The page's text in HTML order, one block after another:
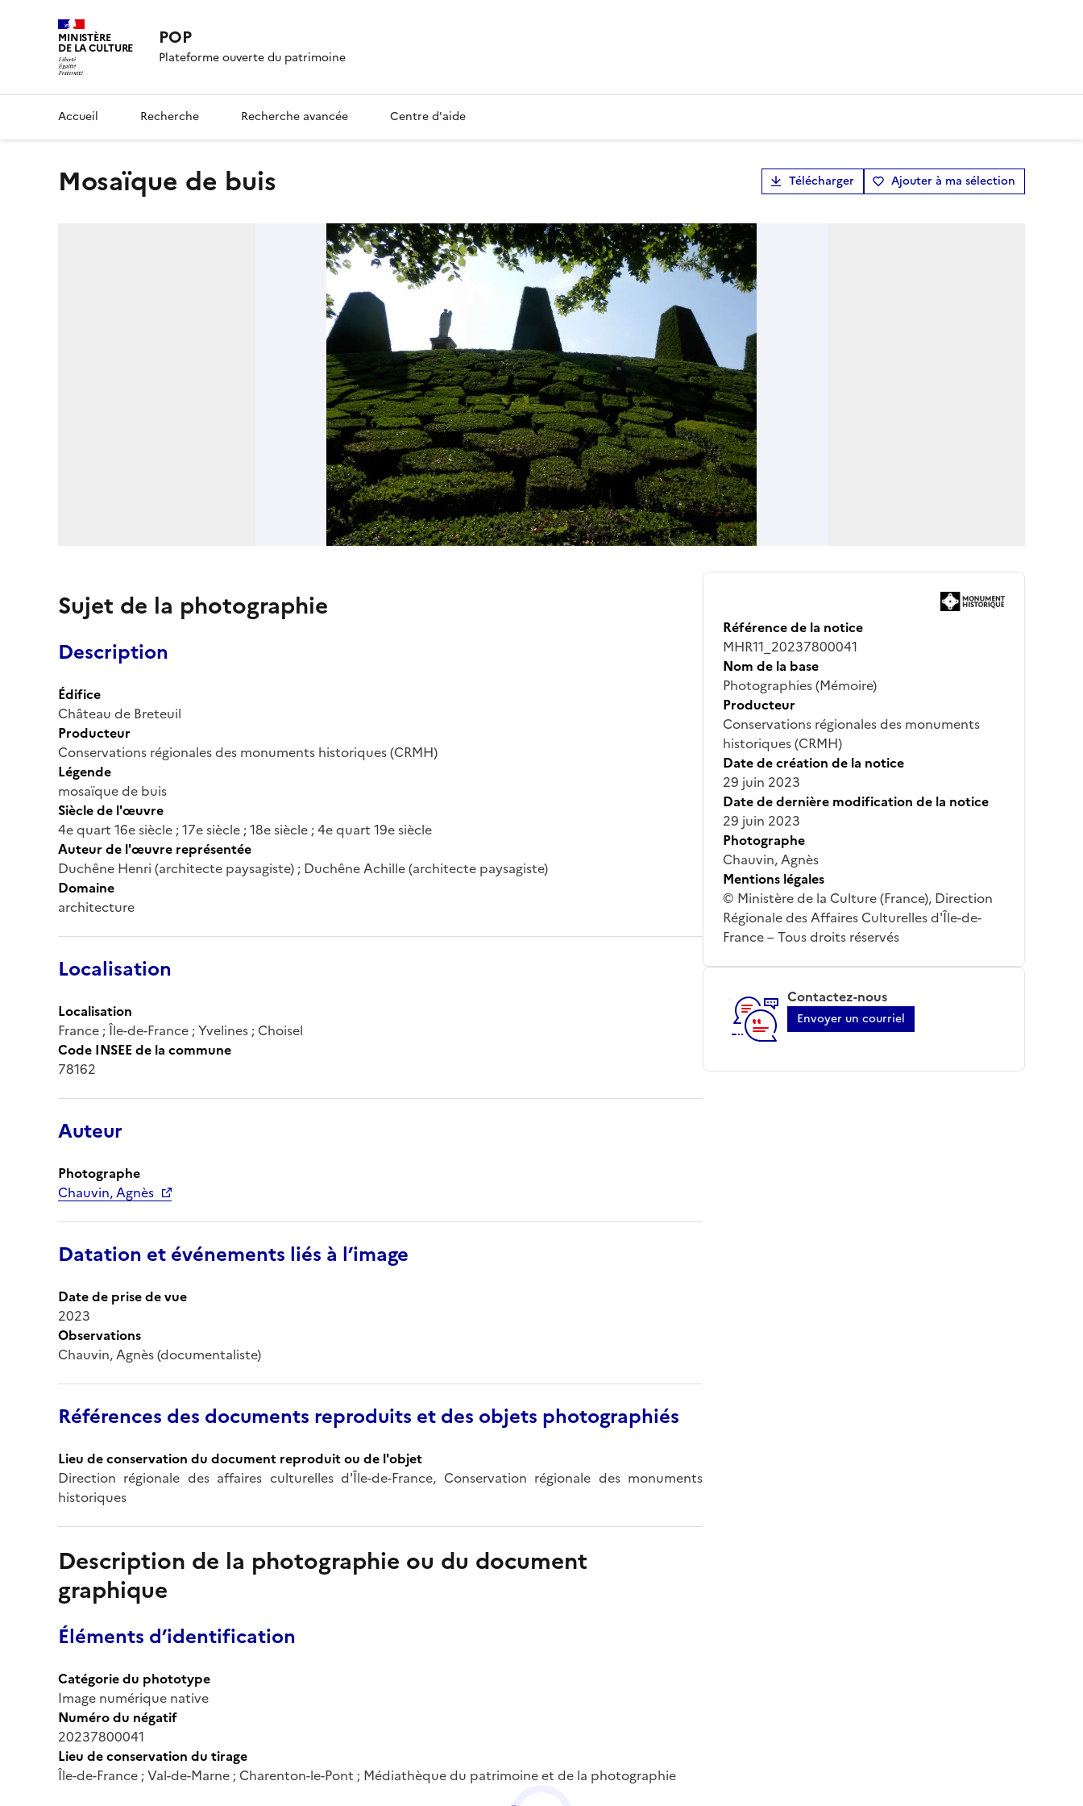
MINISTÈRE
DE LA CULTURE POP
Plateforme ouverte du patrimoine
Accueil Recherche Recherche avancée Centre d'aide
mosaïque de buis Télécharger Ajouter à ma sélection
Sujet de la photographie
Description
Édifice
Château de Breteuil
Producteur
Conservations régionales des monuments historiques (CRMH)
Légende
mosaïque de buis
Siècle de l'œuvre
4e quart 16e siècle ; 17e siècle ; 18e siècle ; 4e quart 19e siècle
Auteur de l'œuvre représentée
Duchêne Henri (architecte paysagiste) ; Duchêne Achille (architecte paysagiste)
Domaine
architecture
Localisation
Localisation
France ; Île-de-France ; Yvelines ; Choisel
Code INSEE de la commune
78162
Auteur
Photographe
Chauvin, Agnès
Datation et événements liés à l’image
Date de prise de vue
2023
Observations
Chauvin, Agnès (documentaliste)
Références des documents reproduits et des objets photographiés
Lieu de conservation du document reproduit ou de l'objet
Direction régionale des affaires culturelles d'Île-de-France, Conservation régionale des monuments
historiques
Description de la photographie ou du document
graphique
Éléments d’identification
Catégorie du phototype
Image numérique native
Numéro du négatif
20237800041
Lieu de conservation du tirage
Île-de-France ; Val-de-Marne ; Charenton-le-Pont ; Médiathèque du patrimoine et de la photographie
Référence de la notice
MHR11_20237800041
Nom de la base
Photographies (Mémoire)
Producteur
Conservations régionales des monuments
historiques (CRMH)
Date de création de la notice
29 juin 2023
Date de dernière modification de la notice
29 juin 2023
Photographe
Chauvin, Agnès
Mentions légales
© Ministère de la Culture (France), Direction
Régionale des Affaires Culturelles d'Île-de-
France – Tous droits réservés
Contactez-nous
Envoyer un courriel